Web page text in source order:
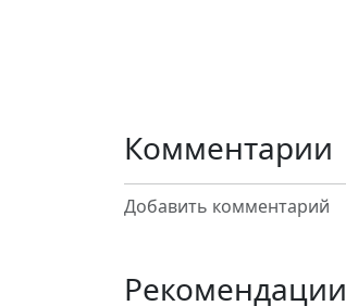
Комментарии
Добавить комментарий
Рекомендации